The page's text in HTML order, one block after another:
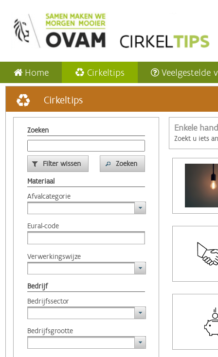
Home Cirkeltips Veelgestelde
Cirkeltips
Zoeken
Filter wissen
Zoeken
Materiaal
Afvalcategorie
Eural-code
Verwerkingswijze
Bedrijf
Bedrijfssector
Bedrijfsgrootte
Enkele
Zoekt u iets